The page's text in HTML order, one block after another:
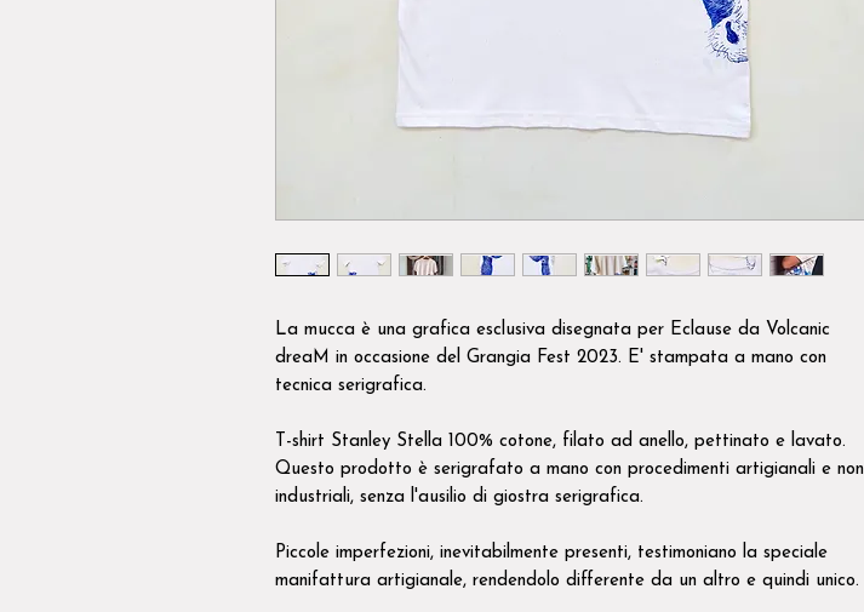
La mucca è una grafica esclusiva disegnata per Eclause da Volcanic
dreaM in occasione del Grangia Fest 2023. E' stampata a mano con
tecnica serigrafica.
T-shirt Stanley Stella 100% cotone, filato ad anello, pettinato e lavato.
Questo prodotto è serigrafato a mano con procedimenti artigianali e non
industriali, senza l'ausilio di giostra serigrafica.
Piccole imperfezioni, inevitabilmente presenti, testimoniano la speciale
manifattura artigianale, rendendolo differente da un altro e quindi unico.